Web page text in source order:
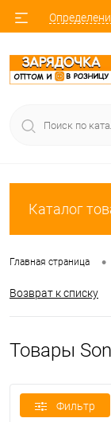
Каталог
Главная страница •
Возврат к списку
Товары
Фильтр